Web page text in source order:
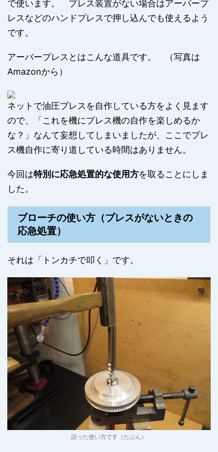
で使います。 プレス装置がない場合はアーバープ
レスなどのハンドプレスで押し込んでも使えるよう
です。
アーバープレスとはこんな道具です。 （写真は
Amazonから）
ネットで油圧プレスを自作している方をよく見ます
ので、「これを機にプレス機の自作を楽しめるか
な？」なんて妄想してしまいましたが、ここでプレ
ス機自作に寄り道している時間はありません。
今回は特別に応急処置的な使用方を取ることにしま
した。
ブローチの使い方（プレスがないときの
応急処置）
それは「トンカチで叩く」です。
誤った使い方です（たぶん）